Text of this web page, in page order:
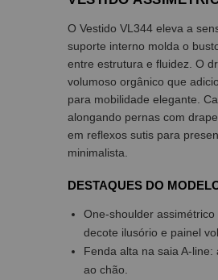
O Vestido VL344 eleva a
suporte interno molda o
entre estrutura e fluidez. O
volumoso orgânico que
para mobilidade elegante.
alongando pernas com
em reflexos sutis para
minimalista.
DESTAQUES DO
One-shoulder
decote ilusório e painel
Fenda alta na saia A-
ao chão.